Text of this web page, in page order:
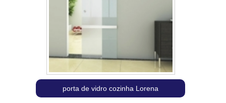
porta de vidro cozinha Lorena